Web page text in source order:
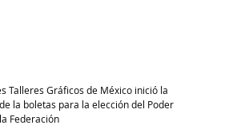
Talleres Gráficos de México inició la
la boletas para la elección del Poder
Federación